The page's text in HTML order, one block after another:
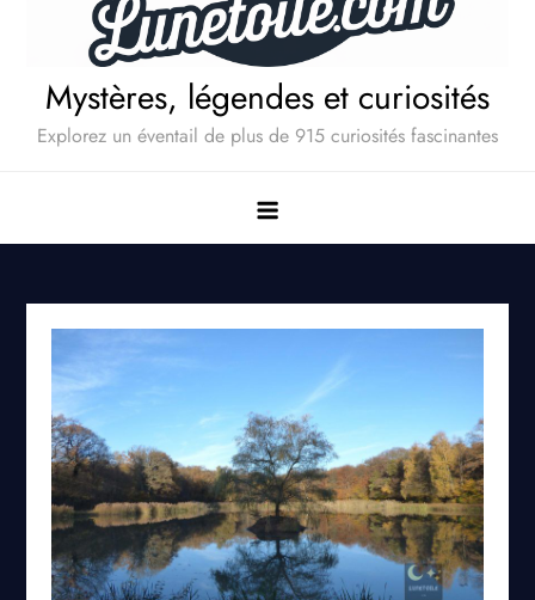
Mystères, légendes et curiosités
Explorez un éventail de plus de 915 curiosités fascinantes